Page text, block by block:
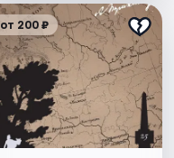
от 200 ₽